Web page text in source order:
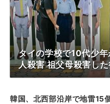
タイの学校で10代少
人殺害 祖父母殺害し
韓国、北西部沿岸で地雷15